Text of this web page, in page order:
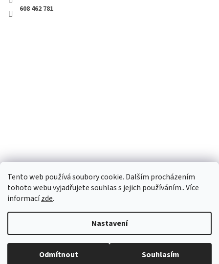
Tento web používá soubory cookie. Dalším procházením
tohoto webu vyjadřujete souhlas s jejich používáním.. Více
informacízde.
Nastavení
Odmítnout Souhlasím
608 462 781
Copyright 2026vypocetnitechnika.eu. Všechna práva vyhrazena.
Upravit nastavení cookies